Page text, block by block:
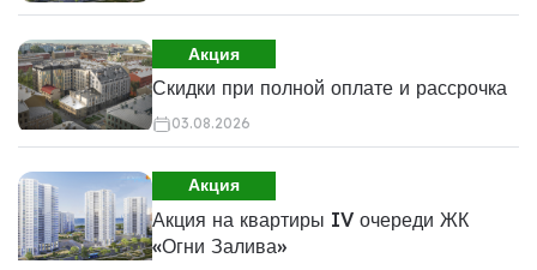
Акция
Скидки при полной оплате и рассрочка
03.08.2026
Акция
Акция на квартиры IV очереди ЖК
«Огни Залива»